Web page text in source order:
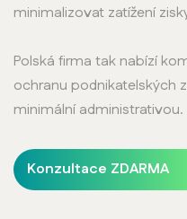
minimalizovat zatížení
Polská firma tak nabízí
ochranu podnikatelských
minimální administrativou.
Konzultace ZDARMA